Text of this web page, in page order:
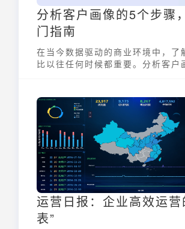
分析客户画像的5个步骤
门指南
在当今数据驱动的商业环境中，了
比以往任何时候都重要。分析客户
键。本指南将带你快速入门，掌握
户画像的方法。
运营日报：企业高效运营
表”